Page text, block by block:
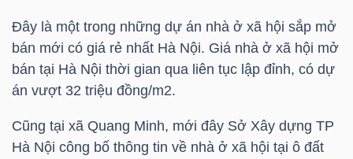
Đây là một trong những dự án nhà ở xã hội sắp mở
bán mới có giá rẻ nhất Hà Nội. Giá nhà ở xã hội mở
bán tại Hà Nội thời gian qua liên tục lập đỉnh, có dự
án vượt 32 triệu đồng/m2.
Cũng tại xã Quang Minh, mới đây Sở Xây dựng TP
Hà Nội công bố thông tin về nhà ở xã hội tại ô đất
NGÀNH
DOANH
NGHIỆP